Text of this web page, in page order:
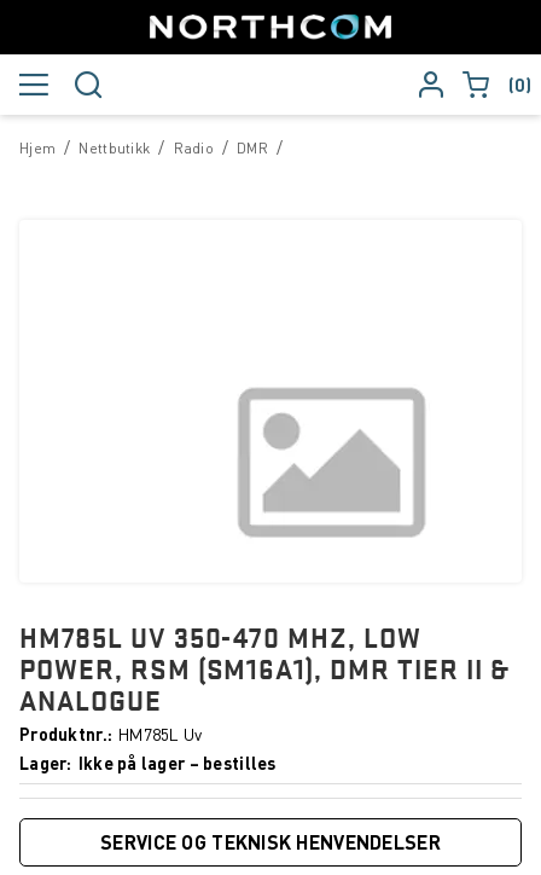
0
/
Hjem /
Nettbutikk /
Radio /
DMR
HM785L UV 350-470 MHZ, LOW
POWER, RSM (SM16A1), DMR TIER II &
ANALOGUE
Produktnr.
HM785L Uv
Lager
Ikke på lager – bestilles
SERVICE OG TEKNISK HENVENDELSER